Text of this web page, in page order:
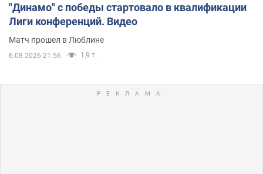
"Динамо" с победы стартовало в квалификации
Лиги конференций. Видео
Матч прошел в Люблине
6.08.2026 21:56 1,9 т.